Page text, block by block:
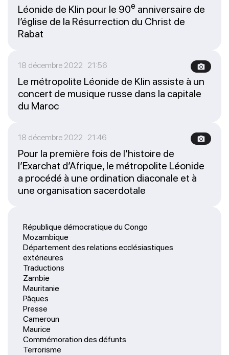
République démocratique du Congo
Mozambique
Département des relations ecclésiastiques
extérieures
Traductions
Zambie
Mauritanie
Pâques
Presse
Cameroun
Maurice
Commémoration des défunts
Terrorisme
Léonide de Klin pour le 90e anniversaire de
l’église de la Résurrection du Christ de
Rabat
18 décembre 2022 21:56
Le métropolite Léonide de Klin assiste à un
concert de musique russe dans la capitale
du Maroc
18 décembre 2022 21:46
Pour la première fois de l’histoire de
l’Exarchat d’Afrique, le métropolite Léonide
a procédé à une ordination diaconale et à
une organisation sacerdotale